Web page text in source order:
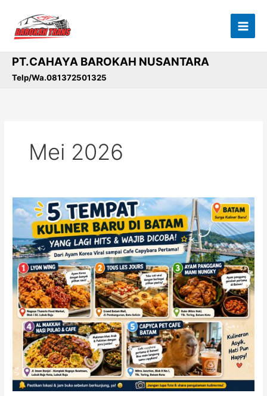
konten
PT.CAHAYA BAROKAH NUSANTARA
Telp/Wa.081372501325
Mei 2026
Tempat
Kuliner
Baru
di
Batam
yang
Lagi
Hits
2026,
Ada
Cafe
Capybara
Pertama
hingga